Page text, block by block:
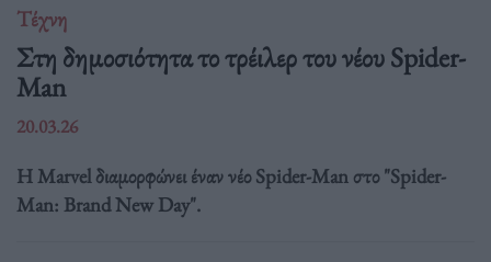
Τέχνη
Στη δημοσιότητα το τρέιλερ του νέου Spider-
Man
20.03.26
Η Marvel διαμορφώνει έναν νέο Spider-Man στο "Spider-
Man: Brand New Day".